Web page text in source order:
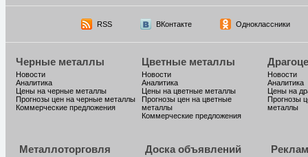
RSS ВКонтакте Одноклассники
Черные металлы
Новости
Аналитика
Цены на черные металлы
Прогнозы цен на черные металлы
Коммерческие предложения
Цветные металлы
Новости
Аналитика
Цены на цветные металлы
Прогнозы цен на цветные
металлы
Коммерческие предложения
Новости
Аналитика
Цены на
Прогнозы
металлы
Металлоторговля Доска объявлений